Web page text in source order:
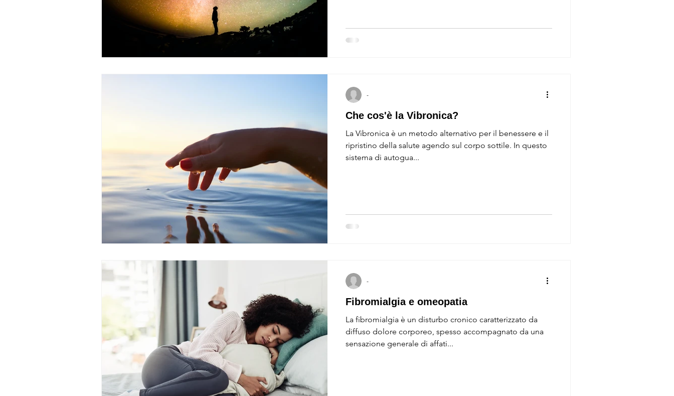
Integratori Cardiovascolare Vibronica Biologia
fibromialgia MCAS Fatica cronica Parassiti FEGATO
Che cos'è la Vibronica?
La Vibronica è un metodo alternativo per il benessere e il
ripristino della salute agendo sul corpo sottile. In questo
sistema di autogua...
-
Fibromialgia e omeopatia
La fibromialgia è un disturbo cronico caratterizzato da
diffuso dolore corporeo, spesso accompagnato da una
sensazione generale di affati...
-